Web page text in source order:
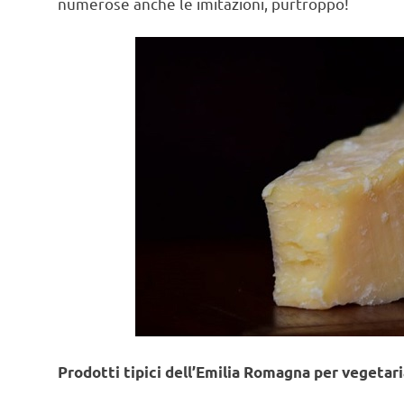
Prodotti tipici dell’Emilia Romagna per